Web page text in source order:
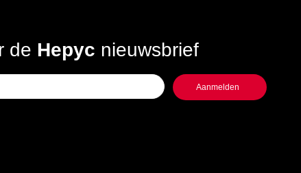
de Hepyc nieuwsbrief